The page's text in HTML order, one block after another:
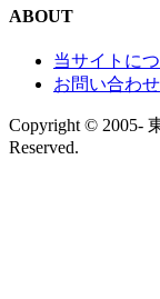
ABOUT
当サイトに
お問い合わせ
Copyright © 2005-
Reserved.